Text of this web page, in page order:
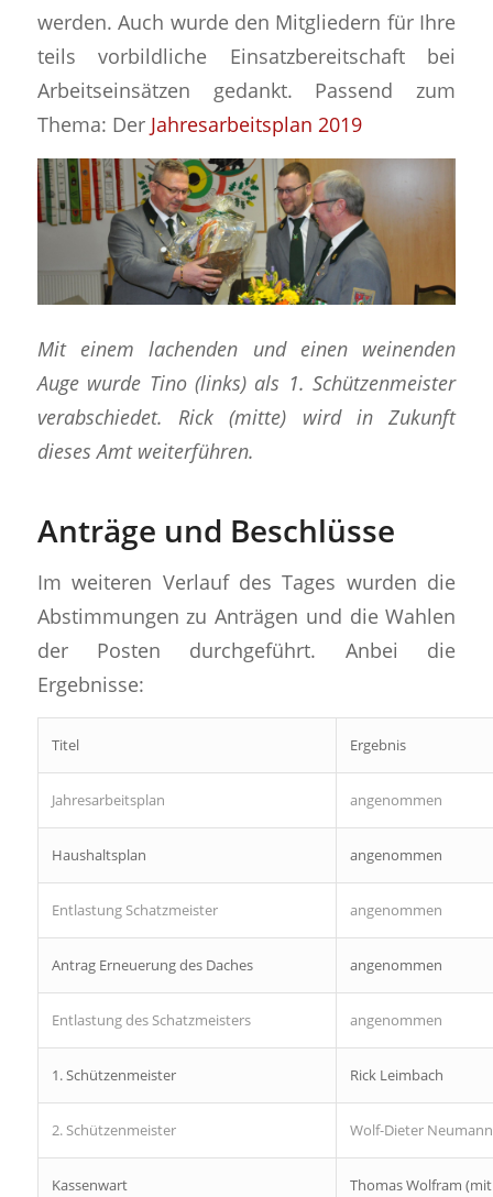
werden. Auch wurde den Mitgliedern für Ihre
teils vorbildliche Einsatzbereitschaft bei
Arbeitseinsätzen gedankt. Passend zum
Thema: Der Jahresarbeitsplan 2019
Mit einem lachenden und einen weinenden
Auge wurde Tino (links) als 1. Schützenmeister
verabschiedet. Rick (mitte) wird in Zukunft
dieses Amt weiterführen.
Anträge und Beschlüsse
Im weiteren Verlauf des Tages wurden die
Abstimmungen zu Anträgen und die Wahlen
der Posten durchgeführt. Anbei die
Ergebnisse:
Titel Ergebnis
Jahresarbeitsplan angenommen
Haushaltsplan angenommen
Entlastung Schatzmeister angenommen
Antrag Erneuerung des Daches angenommen
Entlastung des Schatzmeisters angenommen
1. Schützenmeister Rick Leimbach
2. Schützenmeister Wolf-Dieter Neumann
Kassenwart Thomas Wolfram (mit